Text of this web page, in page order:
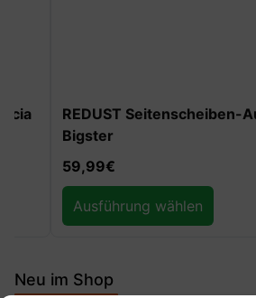
REDUST Seitenscheiben-
Bigster
59,99€
Ausführung wählen
Neu im Shop